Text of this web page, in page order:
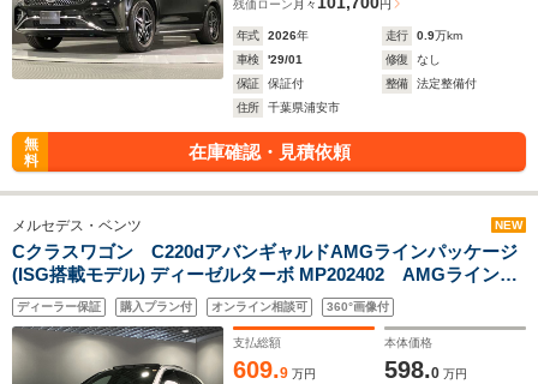
残価ローン 月々 円
年式 2026年 走行 0.9万km
車検
'29/01 修復
なし
保証
保証付 整備
法定整備付
住所
千葉県浦安市
無
料
在庫確認・見積依頼
メルセデス・ベンツ NEW
Cクラスワゴン C220dアバンギャルドAMGラインパッケージ
(ISG搭載モデル) ディーゼルターボ MP202402 AMGラインパ
ッケージ
ディーラー保証 購入プラン付 オンライン相談可 360°画像付
支払総額
609.9 万円
本体価格
598.0 万円